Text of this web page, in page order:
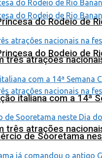
do Rodeio de
três atrações
do Rodeio de
três atrações
italiana com a 14ª
de Sooretama